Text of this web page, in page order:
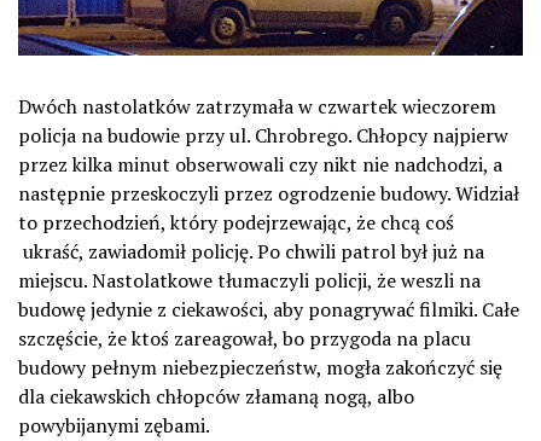
Dwóch nastolatków zatrzymała w czwartek wieczorem
policja na budowie przy ul. Chrobrego. Chłopcy najpierw
przez kilka minut obserwowali czy nikt nie nadchodzi, a
następnie przeskoczyli przez ogrodzenie budowy. Widział
to przechodzień, który podejrzewając, że chcą coś
ukraść, zawiadomił policję. Po chwili patrol był już na
miejscu. Nastolatkowe tłumaczyli policji, że weszli na
budowę jedynie z ciekawości, aby ponagrywać filmiki. Całe
szczęście, że ktoś zareagował, bo przygoda na placu
budowy pełnym niebezpieczeństw, mogła zakończyć się
dla ciekawskich chłopców złamaną nogą, albo
powybijanymi zębami.